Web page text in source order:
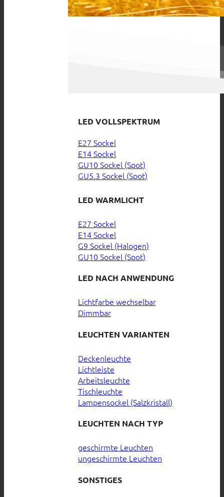
LED VOLLSPEKTRUM
E27 Sockel
E14 Sockel
GU10 Sockel (Spot)
GU5.3 Sockel (Spot)
LED WARMLICHT
E27 Sockel
E14 Sockel
G9 Sockel (Halogen)
GU10 Sockel (Spot)
LED NACH ANWENDUNG
Lichtfarbe wechselbar
Dimmbar
LEUCHTEN VARIANTEN
Deckenleuchte
Lichtleiste
Arbeitsleuchte
Tischleuchte
Lampensockel (Salzkristall)
LEUCHTEN NACH TYP
geschirmte Leuchten
ungeschirmte Leuchten
SONSTIGES